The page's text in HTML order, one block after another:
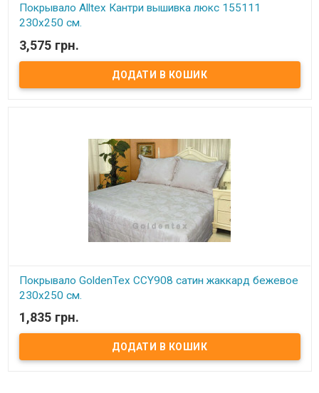
Покрывало Alltex Кантри вышивка люкс 155111
230x250 см.
В наявності
Покрывало Alltex Кантри вышивка люкс 155111 230x250 см.
Размер: 230х250 см. Наволочки: 50х70 см - 2 шт. Состав: 100%
хлопок. Производитель: Alltex (Китай).
3,575 грн.
Покрывало GoldenTex CCY908 сатин жаккард бежевое
230х250 см.
В наявності
Покрывало GoldenTex сатин жаккард.
Наволочки(2 шт.):50x70 см.
1,835 грн.